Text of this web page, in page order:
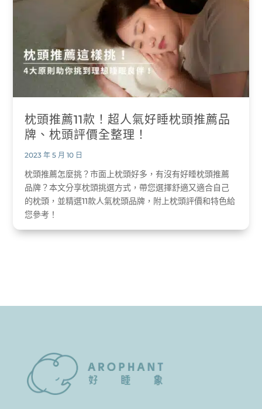
枕頭推薦11款！超人氣好睡枕頭推薦品
牌、枕頭評價全整理！
2023 年 5 月 10 日
枕頭推薦怎麼挑？市面上枕頭好多，有沒有好睡枕頭推薦
品牌？本文分享枕頭挑選方式，帶您選擇舒適又適合自己
的枕頭，並精選11款人氣枕頭品牌，附上枕頭評價和特色給
您參考！